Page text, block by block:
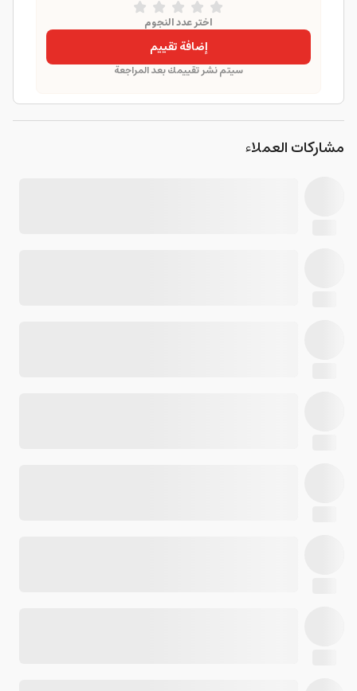
اختر عدد النجوم
إضافة تقييم
سيتم نشر تقييمك بعد المراجعة
مشاركات العملاء